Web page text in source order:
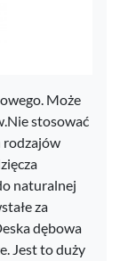
Może
stosować
rodzajów
naturalnej
za
dębowa
Jest to duży